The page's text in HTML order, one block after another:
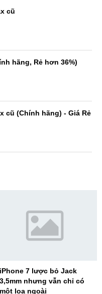
cũ
hãng, Rẻ hơn 36%)
cũ (Chính hãng) - Giá Rẻ
iPhone 7 lược bỏ Jack
3,5mm nhưng vẫn chỉ có
một loa ngoài